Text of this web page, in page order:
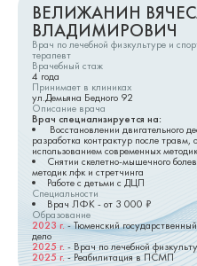
ВЕЛИЖАНИН
ВЛАДИМИРОВИЧ
Врач по лечебной физкультуре и
терапевт
Врачебный стаж
4 года
Принимает в клиниках
ул.Демьяна Бедного 92
Описание врача
Врач специализируется на:
Восстановлении двигательного
разработка контрактур после
использованием современных методик
Снятии скелетно-мышечного
методик лфк и стретчинга
Работе с детьми с ДЦП
Специальности
Врач ЛФК- от 3 000 ₽
Образование
2023 г.-Тюменский
дело
2025г.-Врач по лечебной
2025 г.-Реабилитация в ПСМП